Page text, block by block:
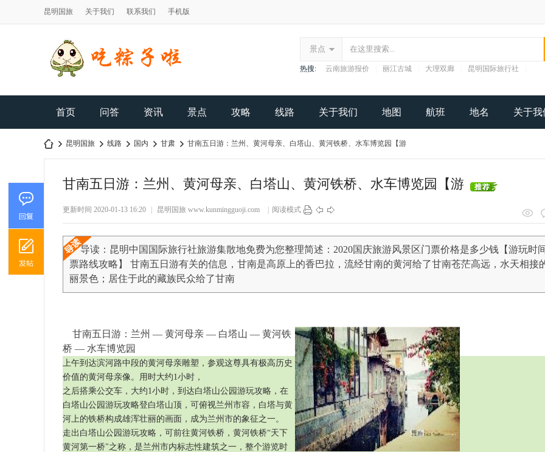
昆明国旅 关于我们 联系我们 手机版
景点
热搜: 云南旅游报价 丽江古城 大理双廊 昆明国际旅行社
首页 问答 资讯 景点 攻略 线路 关于我们 地图 航班 地名 关于我
昆明国旅 线路 国内 甘肃 甘南五日游：兰州、黄河母亲、白塔山、黄河铁桥、水车博览园【游
甘南五日游：兰州、黄河母亲、白塔山、黄河铁桥、水车博览园【游
更新时间 2020-01-13 16:20 昆明国旅 www.kunmingguoji.com 阅读模式
导读：昆明中国国际旅行社旅游集散地免费为您整理简述：2020国庆旅游风景区门票价格是多少钱【游玩时
票路线攻略】 甘南五日游有关的信息，甘南是高原上的香巴拉，流经甘南的黄河给了甘南苍茫高远，水天相接
丽景色；居住于此的藏族民众给了甘南
甘南五日游：兰州 — 黄河母亲 — 白塔山 — 黄河铁
桥 — 水车博览园
上午到达滨河路中段的黄河母亲雕塑，参观这尊具有极高历史
价值的黄河母亲像。用时大约1小时，
之后搭乘公交车，大约1小时，到达白塔山公园游玩攻略，在
白塔山公园游玩攻略登白塔山顶，可俯视兰州市容，白塔与黄
河上的铁桥构成雄浑壮丽的画面，成为兰州市的象征之一。
走出白塔山公园游玩攻略，可前往黄河铁桥，黄河铁桥“天下
黄河第一桥"之称，是兰州市内标志性建筑之一，整个游览时